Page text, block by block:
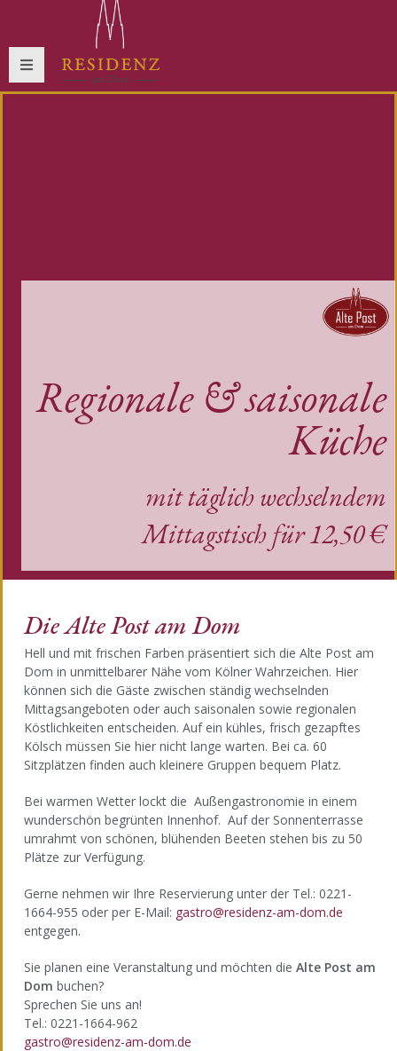
Regionale & saisonale
Küche
mit täglich wechselndem
Mittagstisch für 12,50 €
Die Alte Post am Dom
Hell und mit frischen Farben präsentiert sich die Alte Post am
Dom in unmittelbarer Nähe vom Kölner Wahrzeichen. Hier
können sich die Gäste zwischen ständig wechselnden
Mittagsangeboten oder auch saisonalen sowie regionalen
Köstlichkeiten entscheiden. Auf ein kühles, frisch gezapftes
Kölsch müssen Sie hier nicht lange warten. Bei ca. 60
Sitzplätzen finden auch kleinere Gruppen bequem Platz.
Bei warmen Wetter lockt die Außengastronomie in einem
wunderschön begrünten Innenhof. Auf der Sonnenterrasse
umrahmt von schönen, blühenden Beeten stehen bis zu 50
Plätze zur Verfügung.
Gerne nehmen wir Ihre Reservierung unter der Tel.: 0221-
1664-955 oder per E-Mail: gastro@residenz-am-dom.de
entgegen.
Sie planen eine Veranstaltung und möchten die Alte Post am
Dom buchen?
Sprechen Sie uns an!
Tel.: 0221-1664-962
gastro@residenz-am-dom.de